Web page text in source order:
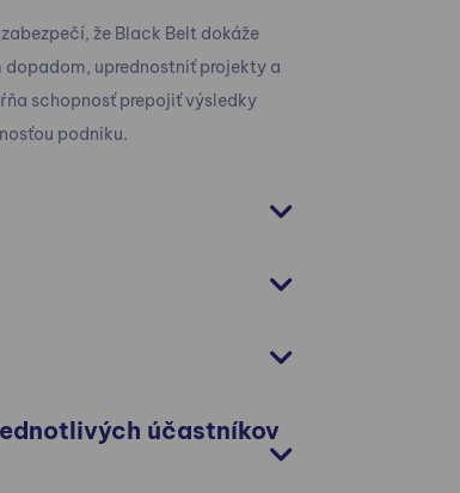
že Black Belt dokáže
uprednostniť projekty a
schopnosť prepojiť výsledky
podniku.
účastníkov